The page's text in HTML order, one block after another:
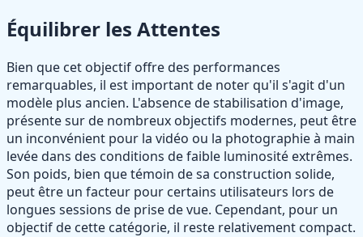
Équilibrer les Attentes
Bien que cet objectif offre des performances
remarquables, il est important de noter qu'il s'agit d'un
modèle plus ancien. L'absence de stabilisation d'image,
présente sur de nombreux objectifs modernes, peut être
un inconvénient pour la vidéo ou la photographie à main
levée dans des conditions de faible luminosité extrêmes.
Son poids, bien que témoin de sa construction solide,
peut être un facteur pour certains utilisateurs lors de
longues sessions de prise de vue. Cependant, pour un
objectif de cette catégorie, il reste relativement compact.